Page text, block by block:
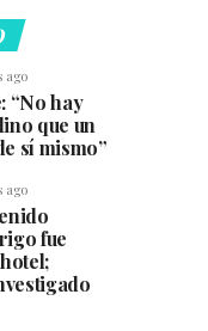
ago
“No hay
que un
sí mismo”
ago
fue